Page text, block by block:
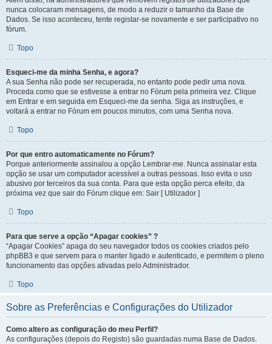
nunca colocaram mensagens, de modo a reduzir o tamanho da Base de
Dados. Se isso aconteceu, tente registar-se novamente e ser participativo no
fórum.
Topo
Esqueci-me da minha Senha, e agora?
A sua Senha não pode ser recuperada, no entanto pode pedir uma nova.
Proceda como que se estivesse a entrar no Fórum pela primeira vez. Clique
em Entrar e em seguida em Esqueci-me da senha. Siga as instruções, e
voltará a entrar no Fórum em poucos minutos, com uma Senha nova.
Topo
Por que entro automaticamente no Fórum?
Porque anteriormente assinalou a opção Lembrar-me. Nunca assinalar esta
opção se usar um computador acessível a outras pessoas. Isso evita o uso
abusivo por terceiros da sua conta. Para que esta opção perca efeito, da
próxima vez que sair do Fórum clique em: Sair [ Utilizador ]
Topo
Para que serve a opção “Apagar cookies” ?
“Apagar Cookies” apaga do seu navegador todos os cookies criados pelo
phpBB3 e que servem para o manter ligado e autenticado, e permitem o pleno
funcionamento das opções ativadas pelo Administrador.
Topo
Sobre as Preferências e Configurações do Utilizador
Como altero as configuração do meu Perfil?
As configurações (depois do Registo) são guardadas numa Base de Dados.